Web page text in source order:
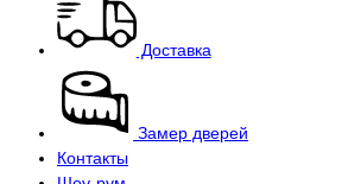
Доставка
Замер дверей
Контакты